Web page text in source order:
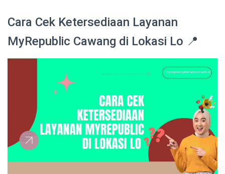
Cara Cek Ketersediaan Layanan
MyRepublic Cawang di Lokasi Lo 📍